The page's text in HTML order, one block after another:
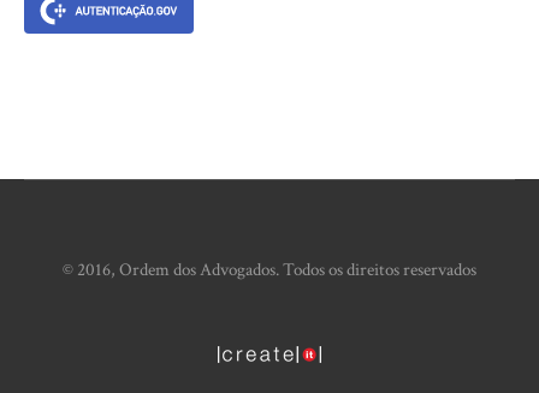
© 2016, Ordem dos Advogados. Todos os direitos reservados